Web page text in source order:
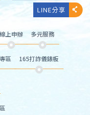
LINE分享
線上申辦 多元服務
區 165打詐儀錶板